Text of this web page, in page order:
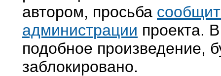
автором, просьба
администрации проекта.
подобное произведение,
заблокировано.